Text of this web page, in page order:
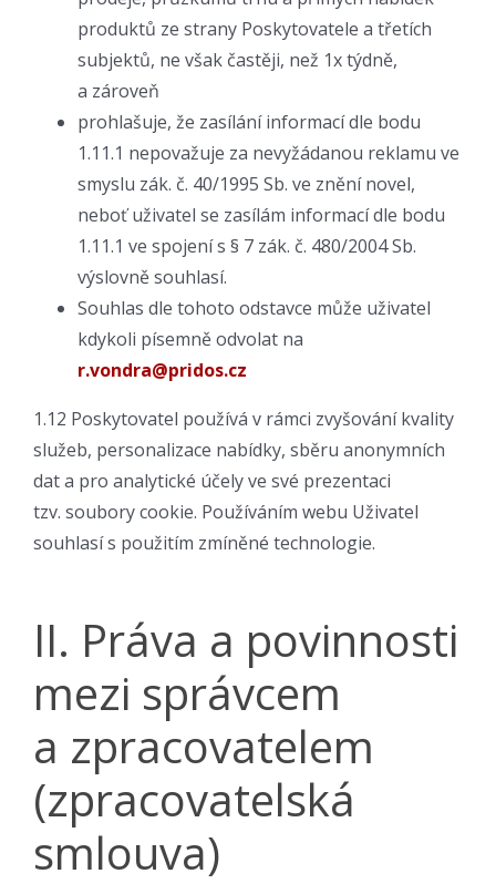
produktů ze strany Poskytovatele a třetích
subjektů, ne však častěji, než 1x týdně,
a zároveň
prohlašuje, že zasílání informací dle bodu
1.11.1 nepovažuje za nevyžádanou reklamu ve
smyslu zák. č. 40/1995 Sb. ve znění novel,
neboť uživatel se zasílám informací dle bodu
1.11.1 ve spojení s § 7 zák. č. 480/2004 Sb.
výslovně souhlasí.
Souhlas dle tohoto odstavce může uživatel
kdykoli písemně odvolat na
r.vondra@pridos.cz
1.12 Poskytovatel používá v rámci zvyšování kvality
služeb, personalizace nabídky, sběru anonymních
dat a pro analytické účely ve své prezentaci
tzv. soubory cookie. Používáním webu Uživatel
souhlasí s použitím zmíněné technologie.
II. Práva a povinnosti
mezi správcem
a zpracovatelem
(zpracovatelská
smlouva)